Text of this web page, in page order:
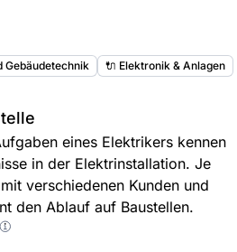
Gebäudetechnik 🔌 Elektronik & Anlagen
eines Elektrikers kennen
in der Elektrinstallation. Je
verschiedenen Kunden und
den Ablauf auf Baustellen.